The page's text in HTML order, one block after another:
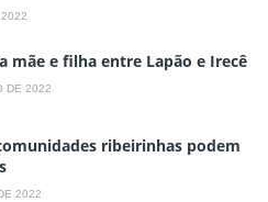
mãe e filha entre Lapão e Irecê
DE 2022
ribeirinhas podem
2022